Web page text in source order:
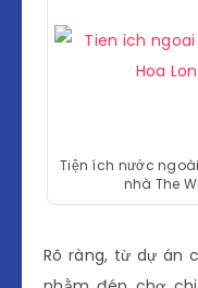
Tiện ích nước
nhà The
Rõ ràng, từ dự án